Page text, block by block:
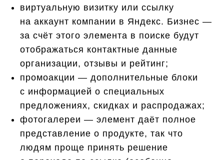
виртуальную визитку или ссылку
на аккаунт компании в Яндекс. Бизнес —
за счёт этого элемента в поиске будут
отображаться контактные данные
организации, отзывы и рейтинг;
промоакции — дополнительные блоки
с информацией о специальных
предложениях, скидках и распродажах;
фотогалереи — элемент даёт полное
представление о продукте, так что
людям проще принять решение